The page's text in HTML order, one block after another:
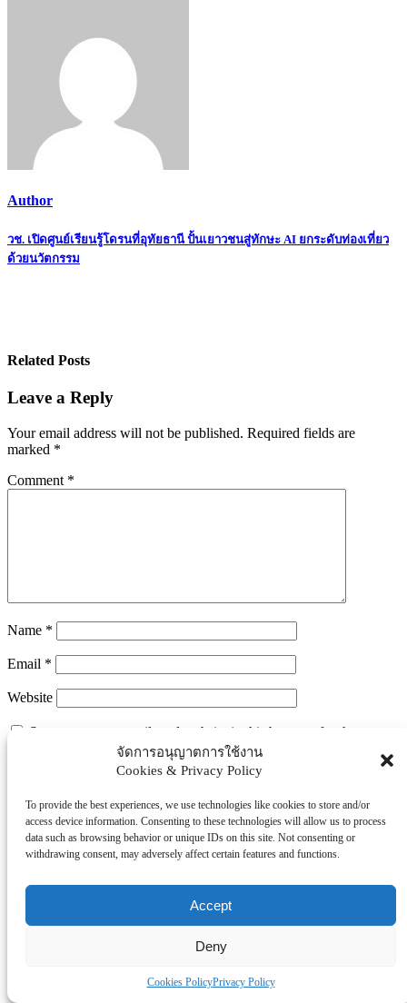
จัดการอนุญาตการใช้งาน
Cookies & Privacy Policy
To provide the best experiences, we use technologies like cookies to store and/or
access device information. Consenting to these technologies will allow us to process
data such as browsing behavior or unique IDs on this site. Not consenting or
withdrawing consent, may adversely affect certain features and functions.
Accept
Deny
Cookies PolicyPrivacy Policy
Author
Post
navigation
วช. เปิดศูนย์เรียนรู้โดรนที่อุทัยธานี ปั้นเยาวชนสู่ทักษะ AI ยกระดับท่องเที่ยว
ด้วยนวัตกรรม
Related Posts
Leave a Reply
Your email address will not be published. Required fields are
marked *
Comment *
Name *
Email *
Website
Save my name, email, and website in this browser for the next
Search
Search